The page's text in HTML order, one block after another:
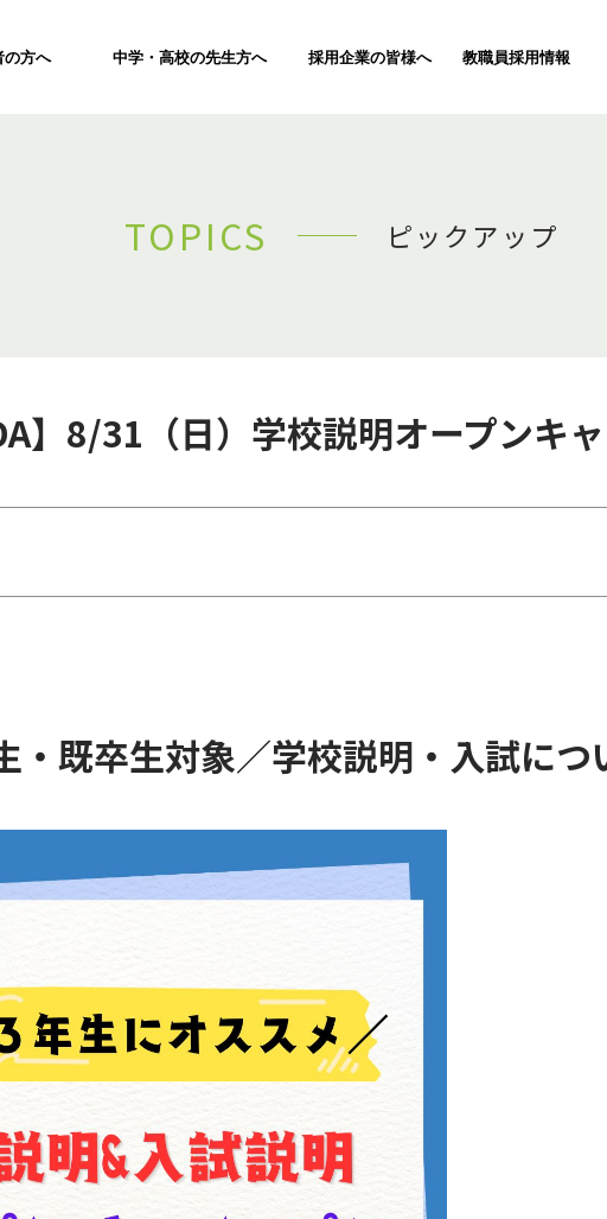
の方へ 中学・高校の先生方へ 採用企業の皆様へ 教職員採用情報
TOPICS ピックアップ
】8/31（日）学校説明オープンキ
・既卒生対象／学校説明・入試につ